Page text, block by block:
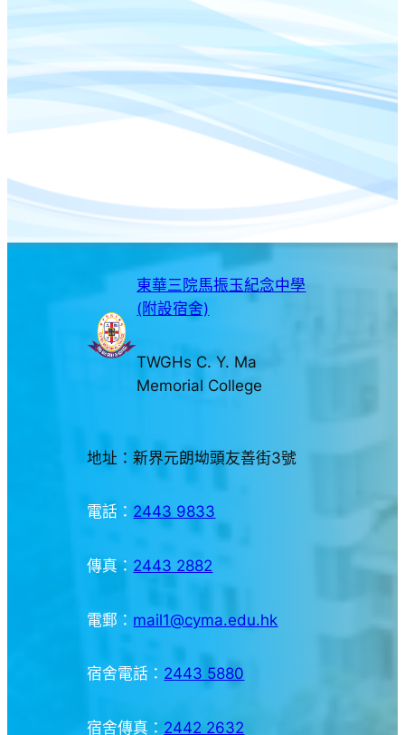
東華三院馬振玉紀念中學
(附設宿舍)
TWGHs C. Y. Ma
Memorial College
地址：新界元朗坳頭友善街3號
電話： 2443 9833
傳真： 2443 2882
電郵： mail1@cyma.edu.hk
宿舍電話： 2443 5880
宿舍傳真： 2442 2632